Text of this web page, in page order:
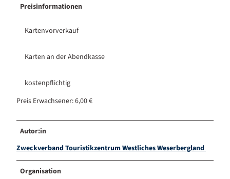
Preisinformationen
Kartenvorverkauf
Karten an der Abendkasse
kostenpflichtig
Preis Erwachsener: 6,00 €
Autor:in
Zweckverband Touristikzentrum Westliches Weserbergland
Organisation